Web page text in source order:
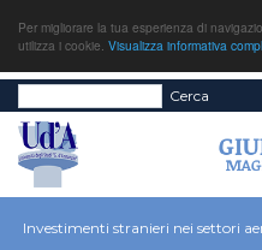
Per migliorare la tua esperienza di
utilizza i cookie. Visualizza informativa
Cerca
Investimenti stranieri nei settori